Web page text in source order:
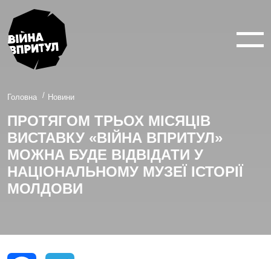
ВІЙНА У 360°
ВІЙНА В 3D
ПРО ПРОЕКТ
НОВИНИ
КОНТАКТИ
facebookyoutube
Головна Новини
ПРОТЯГОМ ТРЬОХ МІСЯЦІВ
ВИСТАВКУ «ВІЙНА ВПРИТУЛ»
МОЖНА БУДЕ ВІДВІДАТИ У
НАЦІОНАЛЬНОМУ МУЗЕЇ ІСТОРІЇ
МОЛДОВИ